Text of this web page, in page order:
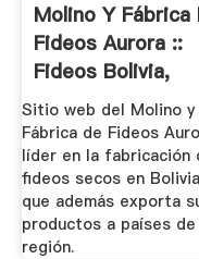
Molino Y Fábrica
Fideos Aurora ::
Fideos Bolivia,
Pasta ...
Sitio web del Molino y
Fábrica de Fideos
líder en la fabricación
fideos secos en
que además exporta
productos a países
región.